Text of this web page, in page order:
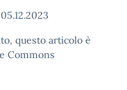
05.12.2023
questo articolo è
Commons